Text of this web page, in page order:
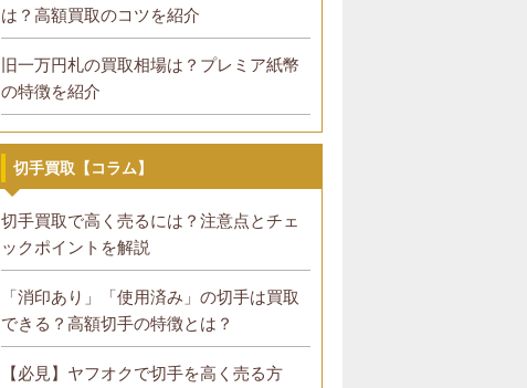
は？高額買取のコツを紹介
旧一万円札の買取相場は？プレミア紙幣
の特徴を紹介
切手買取【コラム】
切手買取で高く売るには？注意点とチェ
ックポイントを解説
「消印あり」「使用済み」の切手は買取
できる？高額切手の特徴とは？
【必見】ヤフオクで切手を高く売る方